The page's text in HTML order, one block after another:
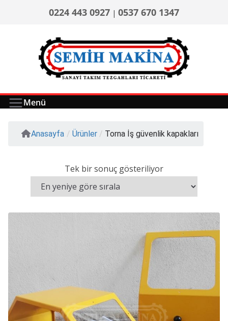
0224 443 0927 | 0537 670 1347
Menü
Anasayfa / Ürünler / Torna İş güvenlik kapakları
Tek bir sonuç gösteriliyor